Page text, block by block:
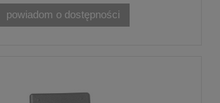
powiadom o dostępności